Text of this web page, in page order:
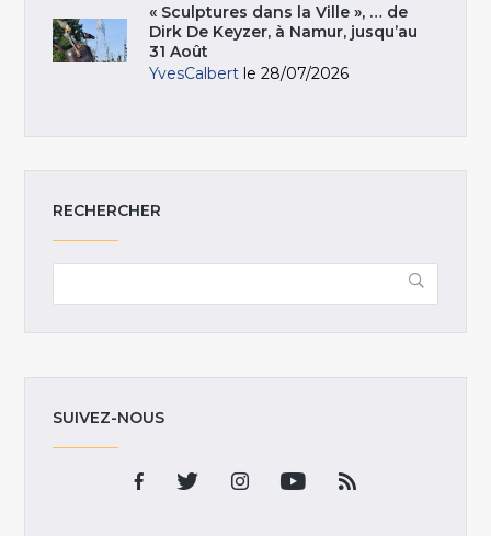
« Sculptures dans la Ville », … de
Dirk De Keyzer, à Namur, jusqu’au
31 Août
YvesCalbert le 28/07/2026
RECHERCHER
SUIVEZ-NOUS